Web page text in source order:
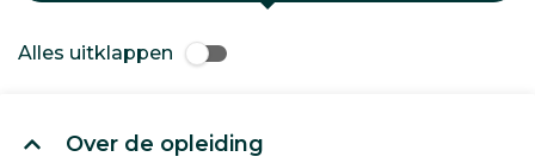
Alles uitklappen
Over de opleiding